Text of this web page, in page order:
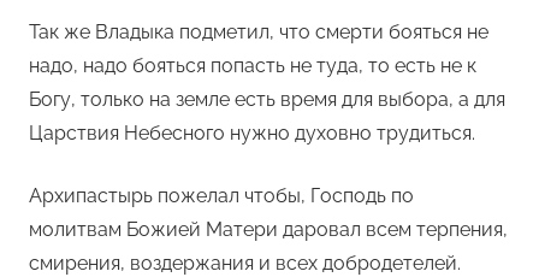
Так же Владыка подметил, что смерти бояться не
надо, надо бояться попасть не туда, то есть не к
Богу, только на земле есть время для выбора, а для
Царствия Небесного нужно духовно трудиться.
Архипастырь пожелал чтобы, Господь по
молитвам Божией Матери даровал всем терпения,
смирения, воздержания и всех добродетелей.